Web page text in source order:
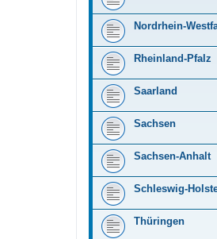
Nordrhein-
Rheinland-Pfalz
Saarland
Sachsen
Sachsen-Anhalt
Schleswig-
Thüringen